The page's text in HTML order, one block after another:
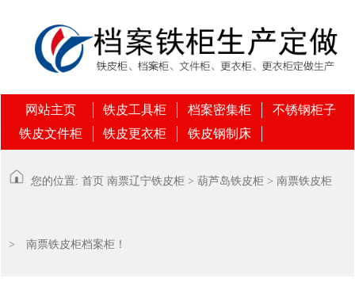
网站主页 铁皮工具柜 档案密集柜
不锈钢柜子
铁皮文件柜
铁皮更衣柜 铁皮钢制床
您的位置: 首页 南票辽宁铁皮柜 > 葫芦岛铁皮柜 > 南票铁皮柜
> 南票铁皮柜档案柜！